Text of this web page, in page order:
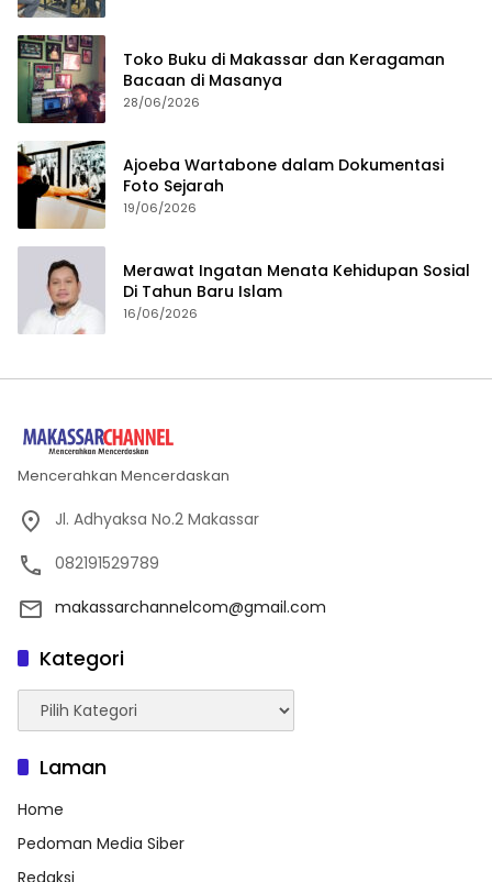
Toko Buku di Makassar dan Keragaman
Bacaan di Masanya
28/06/2026
Ajoeba Wartabone dalam Dokumentasi
Foto Sejarah
19/06/2026
Merawat Ingatan Menata Kehidupan Sosial
Di Tahun Baru Islam
16/06/2026
Mencerahkan Mencerdaskan
Jl. Adhyaksa No.2 Makassar
082191529789
makassarchannelcom@gmail.com
Kategori
Kategori
Laman
Home
Pedoman Media Siber
Redaksi